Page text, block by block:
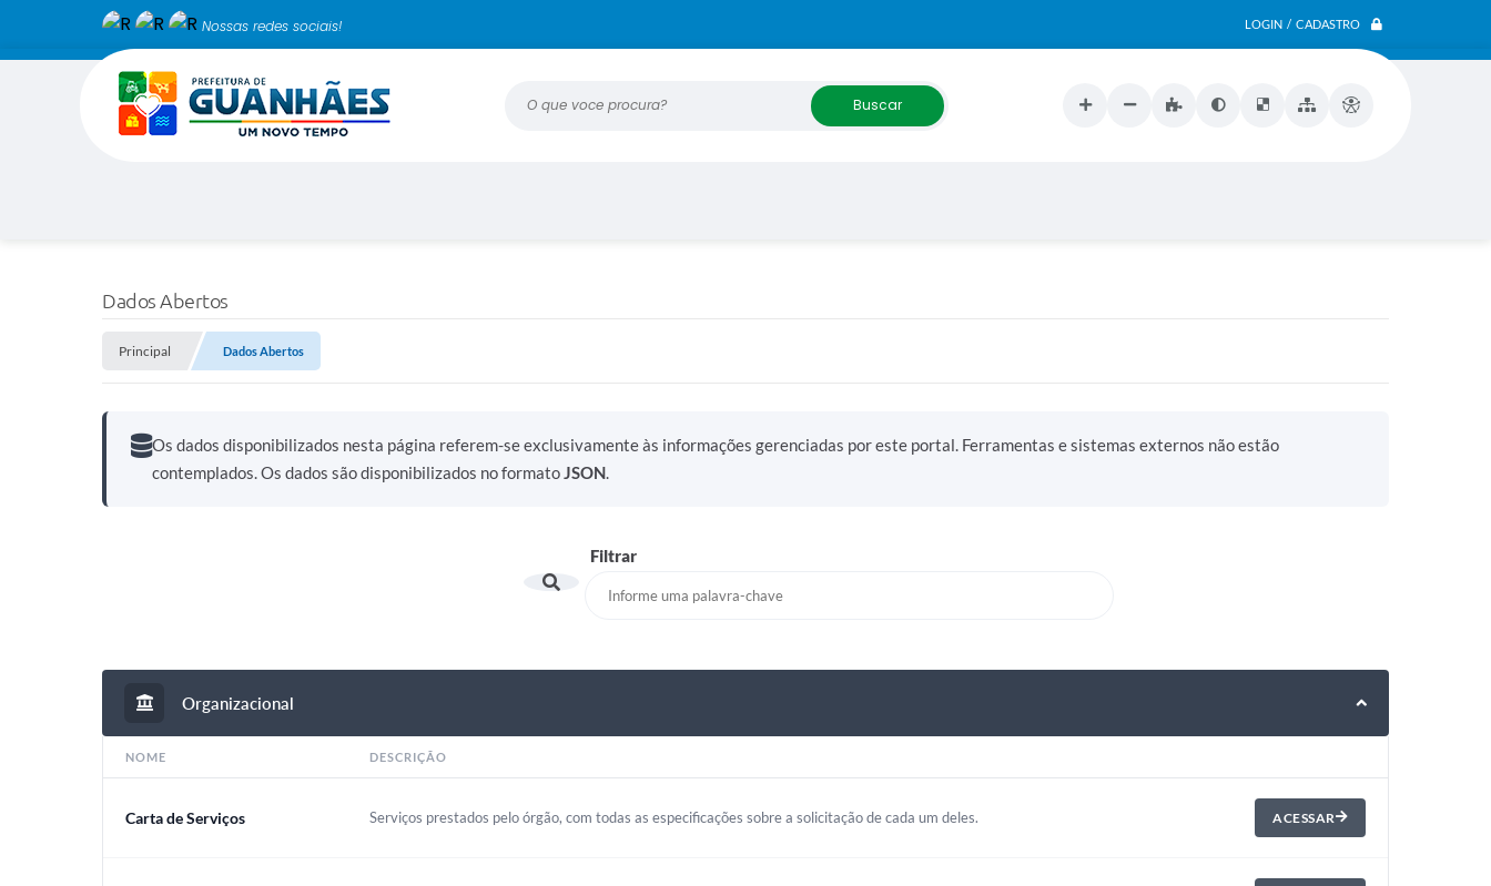
LOGIN / CADASTRO
O que voce procura?
Nossas redes sociais!
Dados Abertos
Principal Dados Abertos
Os dados disponibilizados nesta página referem-se exclusivamente às informações gerenciadas por este portal. Ferramentas e sistemas externos não estão
contemplados. Os dados são disponibilizados no formatoJSON.
Filtrar
Organizacional
NOME DESCRIÇÃO
Carta de Serviços Serviços prestados pelo órgão, com todas as especificações sobre a solicitação de cada um deles. ACESSAR